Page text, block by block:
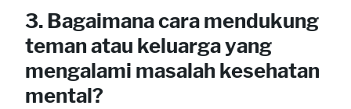
3. Bagaimana cara mendukung
teman atau keluarga yang
mengalami masalah kesehatan
mental?